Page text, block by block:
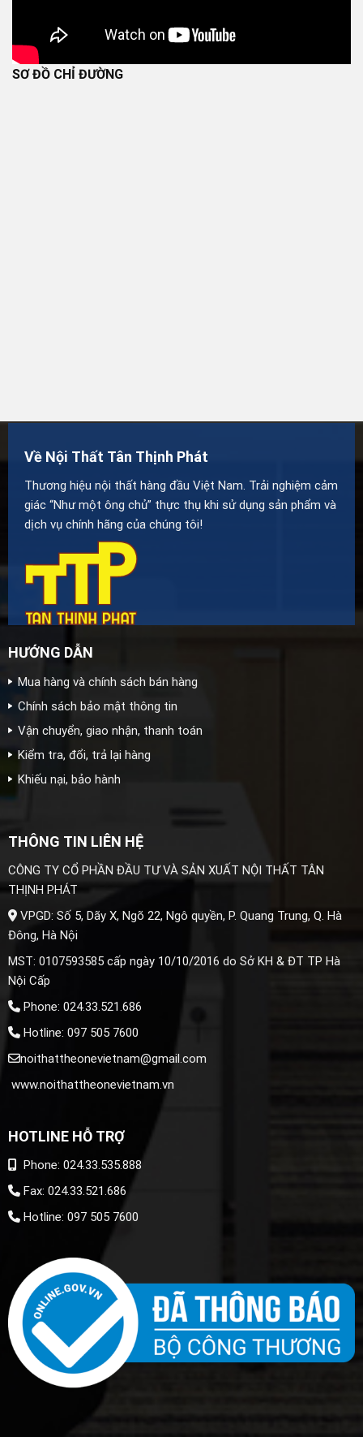
SƠ ĐỒ CHỈ ĐƯỜNG
Về Nội Thất Tân Thịnh Phát
Thương hiệu nội thất hàng đầu Việt Nam. Trải nghiệm cảm
giác “Như một ông chủ” thực thụ khi sử dụng sản phẩm và
dịch vụ chính hãng của chúng tôi!
HƯỚNG DẪN
Mua hàng và chính sách bán hàng
Chính sách bảo mật thông tin
Vận chuyển, giao nhận, thanh toán
Kiểm tra, đổi, trả lại hàng
Khiếu nại, bảo hành
THÔNG TIN LIÊN HỆ
CÔNG TY CỔ PHẦN ĐẦU TƯ VÀ SẢN XUẤT NỘI THẤT TÂN
THỊNH PHÁT
VPGD: Số 5, Dãy X, Ngõ 22, Ngô quyền, P. Quang Trung, Q. Hà
Đông, Hà Nội
MST: 0107593585 cấp ngày 10/10/2016 do Sở KH & ĐT TP Hà
Nội Cấp
Phone: 024.33.521.686
Hotline: 097 505 7600
noithattheonevietnam@gmail.com
www.noithattheonevietnam.vn
HOTLINE HỖ TRỢ
Phone: 024.33.535.888
Fax: 024.33.521.686
Hotline: 097 505 7600